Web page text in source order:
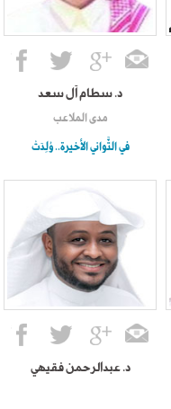
د. سطام آل سعد
مدى الملاعب
في الثَّواني الأخيرة.. وُلِدَتْ
د. عبدالرحمن فقيهي